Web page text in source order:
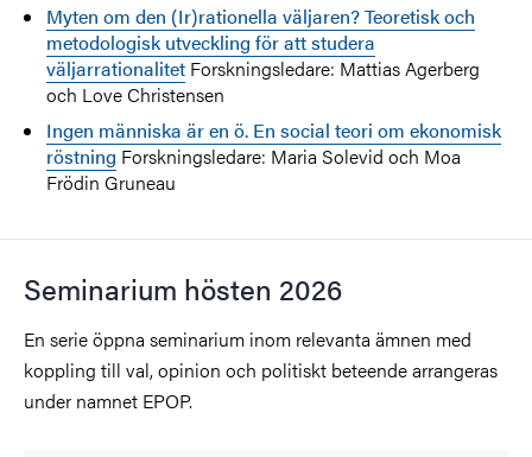
Myten om den (Ir)rationella väljaren? Teoretisk och
metodologisk utveckling för att studera
väljarrationalitet Forskningsledare: Mattias Agerberg
och Love Christensen
Ingen människa är en ö. En social teori om ekonomisk
röstning Forskningsledare: Maria Solevid och Moa
Frödin Gruneau
Seminarium hösten 2026
En serie öppna seminarium inom relevanta ämnen med
koppling till val, opinion och politiskt beteende arrangeras
under namnet EPOP.